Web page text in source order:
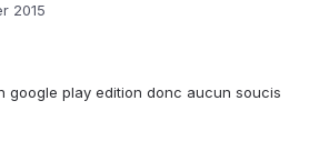
2015
google play edition donc aucun soucis